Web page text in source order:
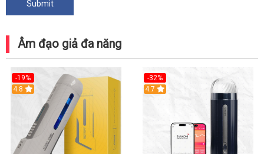
Âm đạo giả đa năng
-19%
Hot
4.8
-32%
Hot
4.7